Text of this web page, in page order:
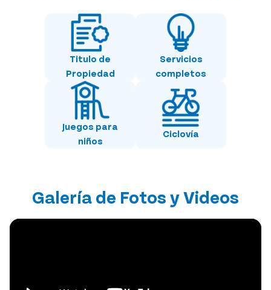
Titulo de
Propiedad
Servicios
completos
Juegos para
niños
Ciclovía
Galería de Fotos y Videos